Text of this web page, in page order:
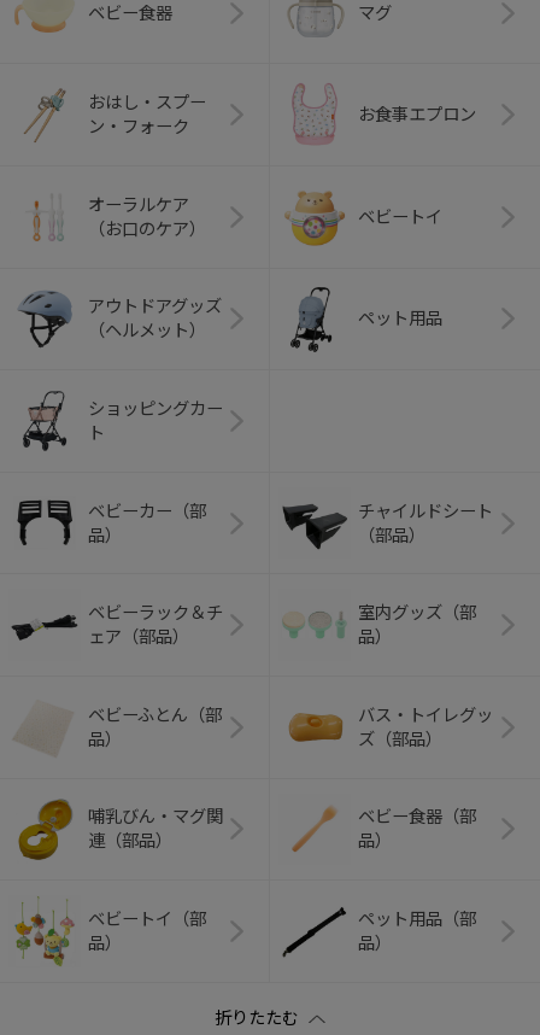
ベビー食器 マグ
おはし・スプー
ン・フォーク
お食事エプロン
オーラルケア
（お口のケア）
ベビートイ
アウトドアグッズ
（ヘルメット）
ペット用品
ショッピングカー
ト
ベビーカー（部
品）
チャイルドシート
（部品）
ベビーラック＆チ
ェア（部品）
室内グッズ（部
品）
ベビーふとん（部
品）
バス・トイレグッ
ズ（部品）
哺乳びん・マグ関
連（部品）
ベビー食器（部
品）
ベビートイ（部
品）
ペット用品（部
品）